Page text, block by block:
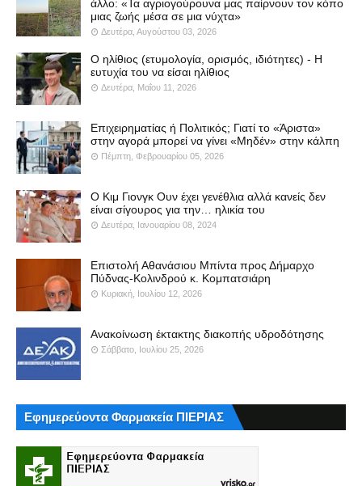
άλλο: «Τα αγριογούρουνα μας παίρνουν τον κόπο
μιας ζωής μέσα σε μια νύχτα»
Δευτέρα, Αυγούστου 03, 2026
Ο ηλίθιος (ετυμολογία, ορισμός, ιδιότητες) - Η
ευτυχία του να είσαι ηλίθιος
Δευτέρα, Μαΐου 11, 2026
Επιχειρηματίας ή Πολιτικός; Γιατί το «Άριστα»
στην αγορά μπορεί να γίνει «Μηδέν» στην κάλπη
Πέμπτη, Φεβρουαρίου 05, 2026
Ο Κιμ Γιονγκ Ουν έχει γενέθλια αλλά κανείς δεν
είναι σίγουρος για την… ηλικία του
Δευτέρα, Ιανουαρίου 08, 2024
Επιστολή Αθανάσιου Μπίντα προς Δήμαρχο
Πύδνας-Κολινδρού κ. Κομπατσιάρη
Κυριακή, Ιουλίου 12, 2026
Ανακοίνωση έκτακτης διακοπής υδροδότησης
Σάββατο, Ιουλίου 25, 2026
Εφημερεύοντα Φαρμακεία ΠΙΕΡΙΑΣ